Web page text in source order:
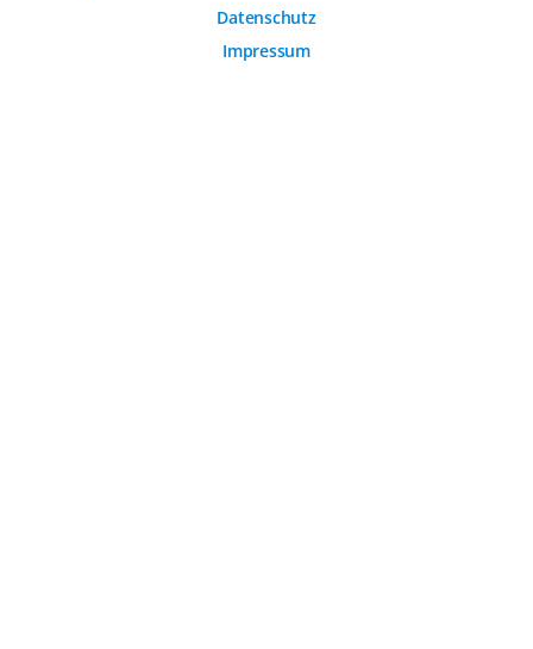
Datenschutz
Impressum
Analytische Cookies werden verwendet, um das